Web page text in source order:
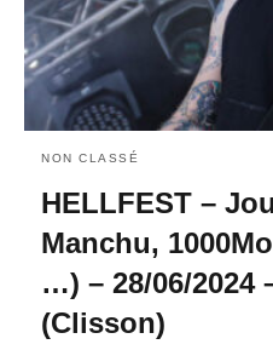
NON CLASSÉ
HELLFEST –
Manchu,
…) – 28/06/2024
(Clisson)